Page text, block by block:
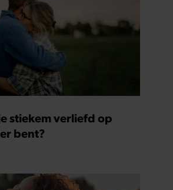
stiekem verliefd op
bent?